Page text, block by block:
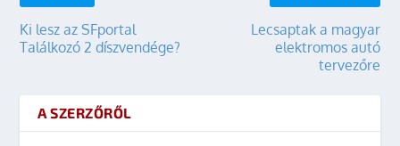
Ki lesz az SFportal
Találkozó 2 díszvendége?
Lecsaptak a magyar
elektromos autó
tervezőre
A SZERZŐRŐL